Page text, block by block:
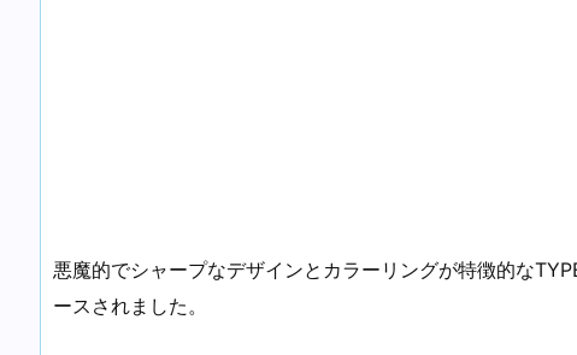
悪魔的でシャープなデザインとカラーリングが特徴的な
ースされました。